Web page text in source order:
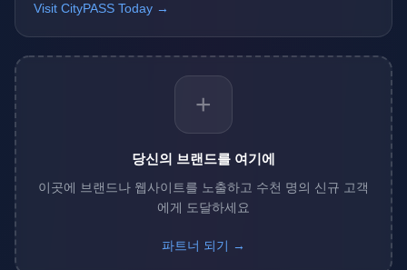
Visit CityPASS Today →
+
당신의 브랜드를 여기에
이곳에 브랜드나 웹사이트를 노출하고 수천 명의 신규 고객
에게 도달하세요
파트너 되기 →